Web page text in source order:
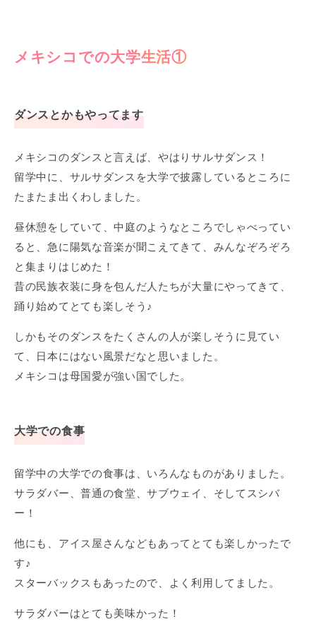
メキシコでの大学生活①
ダンスとかもやってます
メキシコのダンスと言えば、やはりサルサダンス！
留学中に、サルサダンスを大学で披露しているところに
たまたま出くわしました。
昼休憩をしていて、中庭のようなところでしゃべってい
ると、急に陽気な音楽が聞こえてきて、みんなぞろぞろ
と集まりはじめた！
昔の民族衣装に身を包んだ人たちが大量にやってきて、
踊り始めてとても楽しそう♪
しかもそのダンスをたくさんの人が楽しそうに見てい
て、日本にはない風景だなと思いました。
メキシコは母国愛が強い国でした。
大学での食事
留学中の大学での食事は、いろんなものがありました。
サラダバー、普通の食堂、サブウェイ、そしてスシバ
ー！
他にも、アイス屋さんなどもあってとても楽しかったで
す♪
スターバックスもあったので、よく利用してました。
サラダバーはとても美味かった！